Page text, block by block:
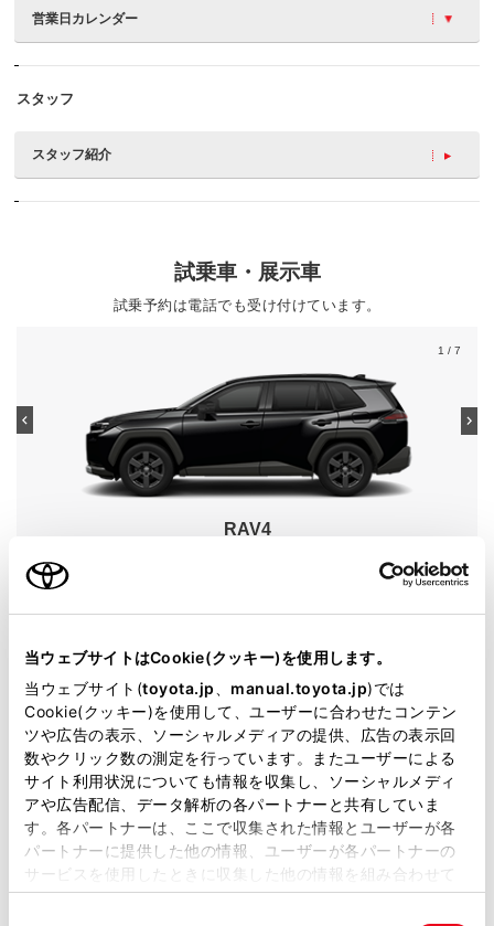
当ウェブサイトはCookie(クッキー)を使用します。
当ウェブサイト(toyota.jp manual.toyota.jp)では
Cookie(クッキー)を使用して、ユーザーに合わせたコンテン
ツや広告の表示、ソーシャルメディアの提供、広告の表示回
数やクリック数の測定を行っています。またユーザーによる
サイト利用状況についても情報を収集し、ソーシャルメディ
アや広告配信、データ解析の各パートナーと共有していま
す。各パートナーは、ここで収集された情報とユーザーが各
パートナーに提供した他の情報、ユーザーが各パートナーの
サービスを使用したときに収集した他の情報を組み合わせて
使用することがあります。当ウェブサイトの使用を続行する
営業日カレンダー
スタッフ
スタッフ紹介
試乗車・展示車
試乗予約は電話でも受け付けています。
1 / 7
RAV4
グレード
エンジンタイプ ハイブリッド
駆動方式 E-Four
展示車